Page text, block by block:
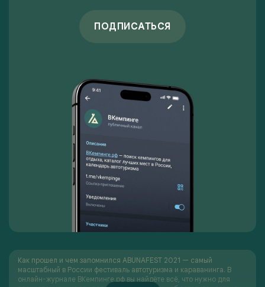
ПОДПИСАТЬСЯ
Как прошел и чем запомнился ABUNAFEST 2021 — самый
масштабный в России фестиваль автотуризма и караванинга. В
онлайн-журнале ВКемпинге.рф вы найдёте всё, что нужно для